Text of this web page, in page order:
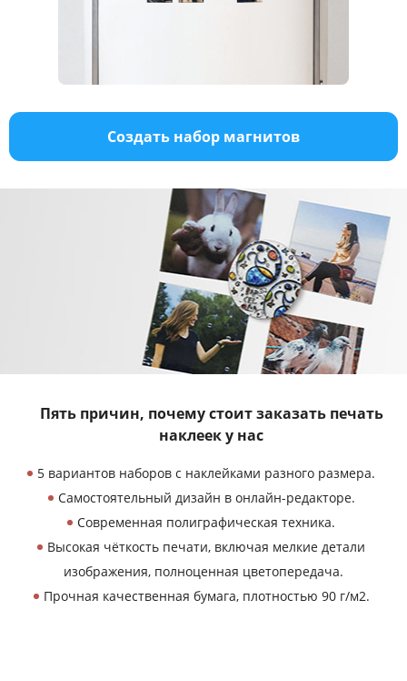
Создать набор магнитов
Пять причин, почему стоит заказать печать
наклеек у нас
5 вариантов наборов с наклейками разного размера.
Самостоятельный дизайн в онлайн-редакторе.
Современная полиграфическая техника.
Высокая чёткость печати, включая мелкие детали
изображения, полноценная цветопередача.
Прочная качественная бумага, плотностью 90 г/м2.